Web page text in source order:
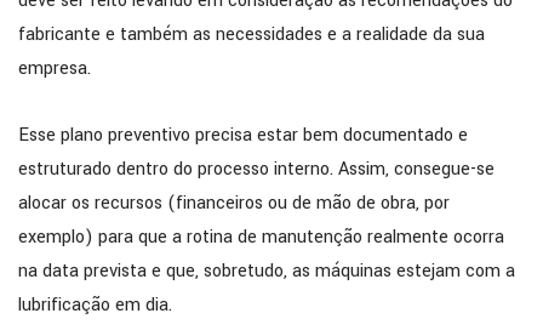
fabricante e também as necessidades e a realidade da sua
empresa.
Esse plano preventivo precisa estar bem documentado e
estruturado dentro do processo interno. Assim, consegue-se
alocar os recursos (financeiros ou de mão de obra, por
exemplo) para que a rotina de manutenção realmente ocorra
na data prevista e que, sobretudo, as máquinas estejam com a
lubrificação em dia.